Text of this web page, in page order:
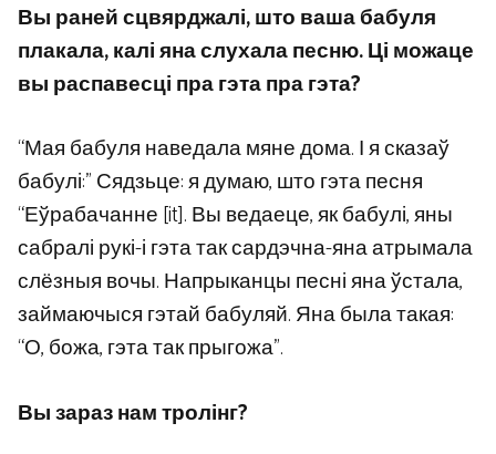
Вы раней сцвярджалі, што ваша бабуля
плакала, калі яна слухала песню. Ці можаце
вы распавесці пра гэта пра гэта?
“Мая бабуля наведала мяне дома. І я сказаў
бабулі:” Сядзьце: я думаю, што гэта песня
“Еўрабачанне [it]. Вы ведаеце, як бабулі, яны
сабралі рукі-і гэта так сардэчна-яна атрымала
слёзныя вочы. Напрыканцы песні яна ўстала,
займаючыся гэтай бабуляй. Яна была такая:
“О, божа, гэта так прыгожа”.
Вы зараз нам тролінг?